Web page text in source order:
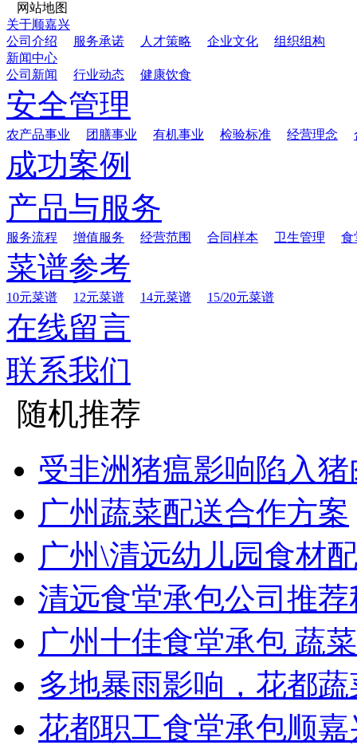
网站地图
关于顺嘉兴
公司介绍
服务承诺 人才策略 企业文化
组织组构
新闻中心
公司新闻
行业动态 健康饮食
安全管理
农产品事业 团膳事业 有机事业 检验标准 经营理念
成功案例
产品与服务
服务流程 增值服务 经营范围 合同样本 卫生管理 食
菜谱参考
10元菜谱 12元菜谱 14元菜谱 15/20元菜谱
在线留言
联系我们
随机推荐
受非洲猪瘟影响陷入
广州蔬菜配送合作方案
广州\清远幼儿园食材
清远食堂承包公司推
广州十佳食堂承包 蔬
多地暴雨影响，花都
花都职工食堂承包顺